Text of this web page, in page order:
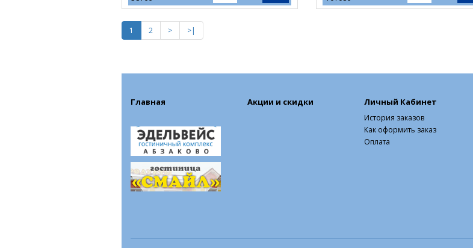
1 2 > >|
Главная Акции и скидки Личный Кабинет
История заказов
Как оформить заказ
Оплата